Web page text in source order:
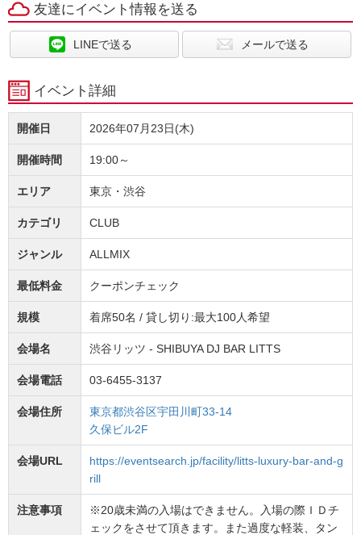
友達にイベント情報を送る
LINEで送る メールで送る
イベント詳細
開催日 2026年07月23日(木)
開催時間 19:00～
エリア 東京・渋谷
カテゴリ CLUB
ジャンル ALLMIX
最低料金 クーポンチェック
規模 着席50名 / 貸し切り:最大100人希望
会場名 渋谷リッツ - SHIBUYA DJ BAR LITTS
会場電話 03-6455-3137
会場住所
東京都渋谷区宇田川町33-14
久保ビル2F
会場URL
https://eventsearch.jp/facility/litts-luxury-bar-and-g
rill
注意事項
※20歳未満の入場はできません。入場の際ＩＤチ
ェックをさせて頂きます。また過度な軽装、タン